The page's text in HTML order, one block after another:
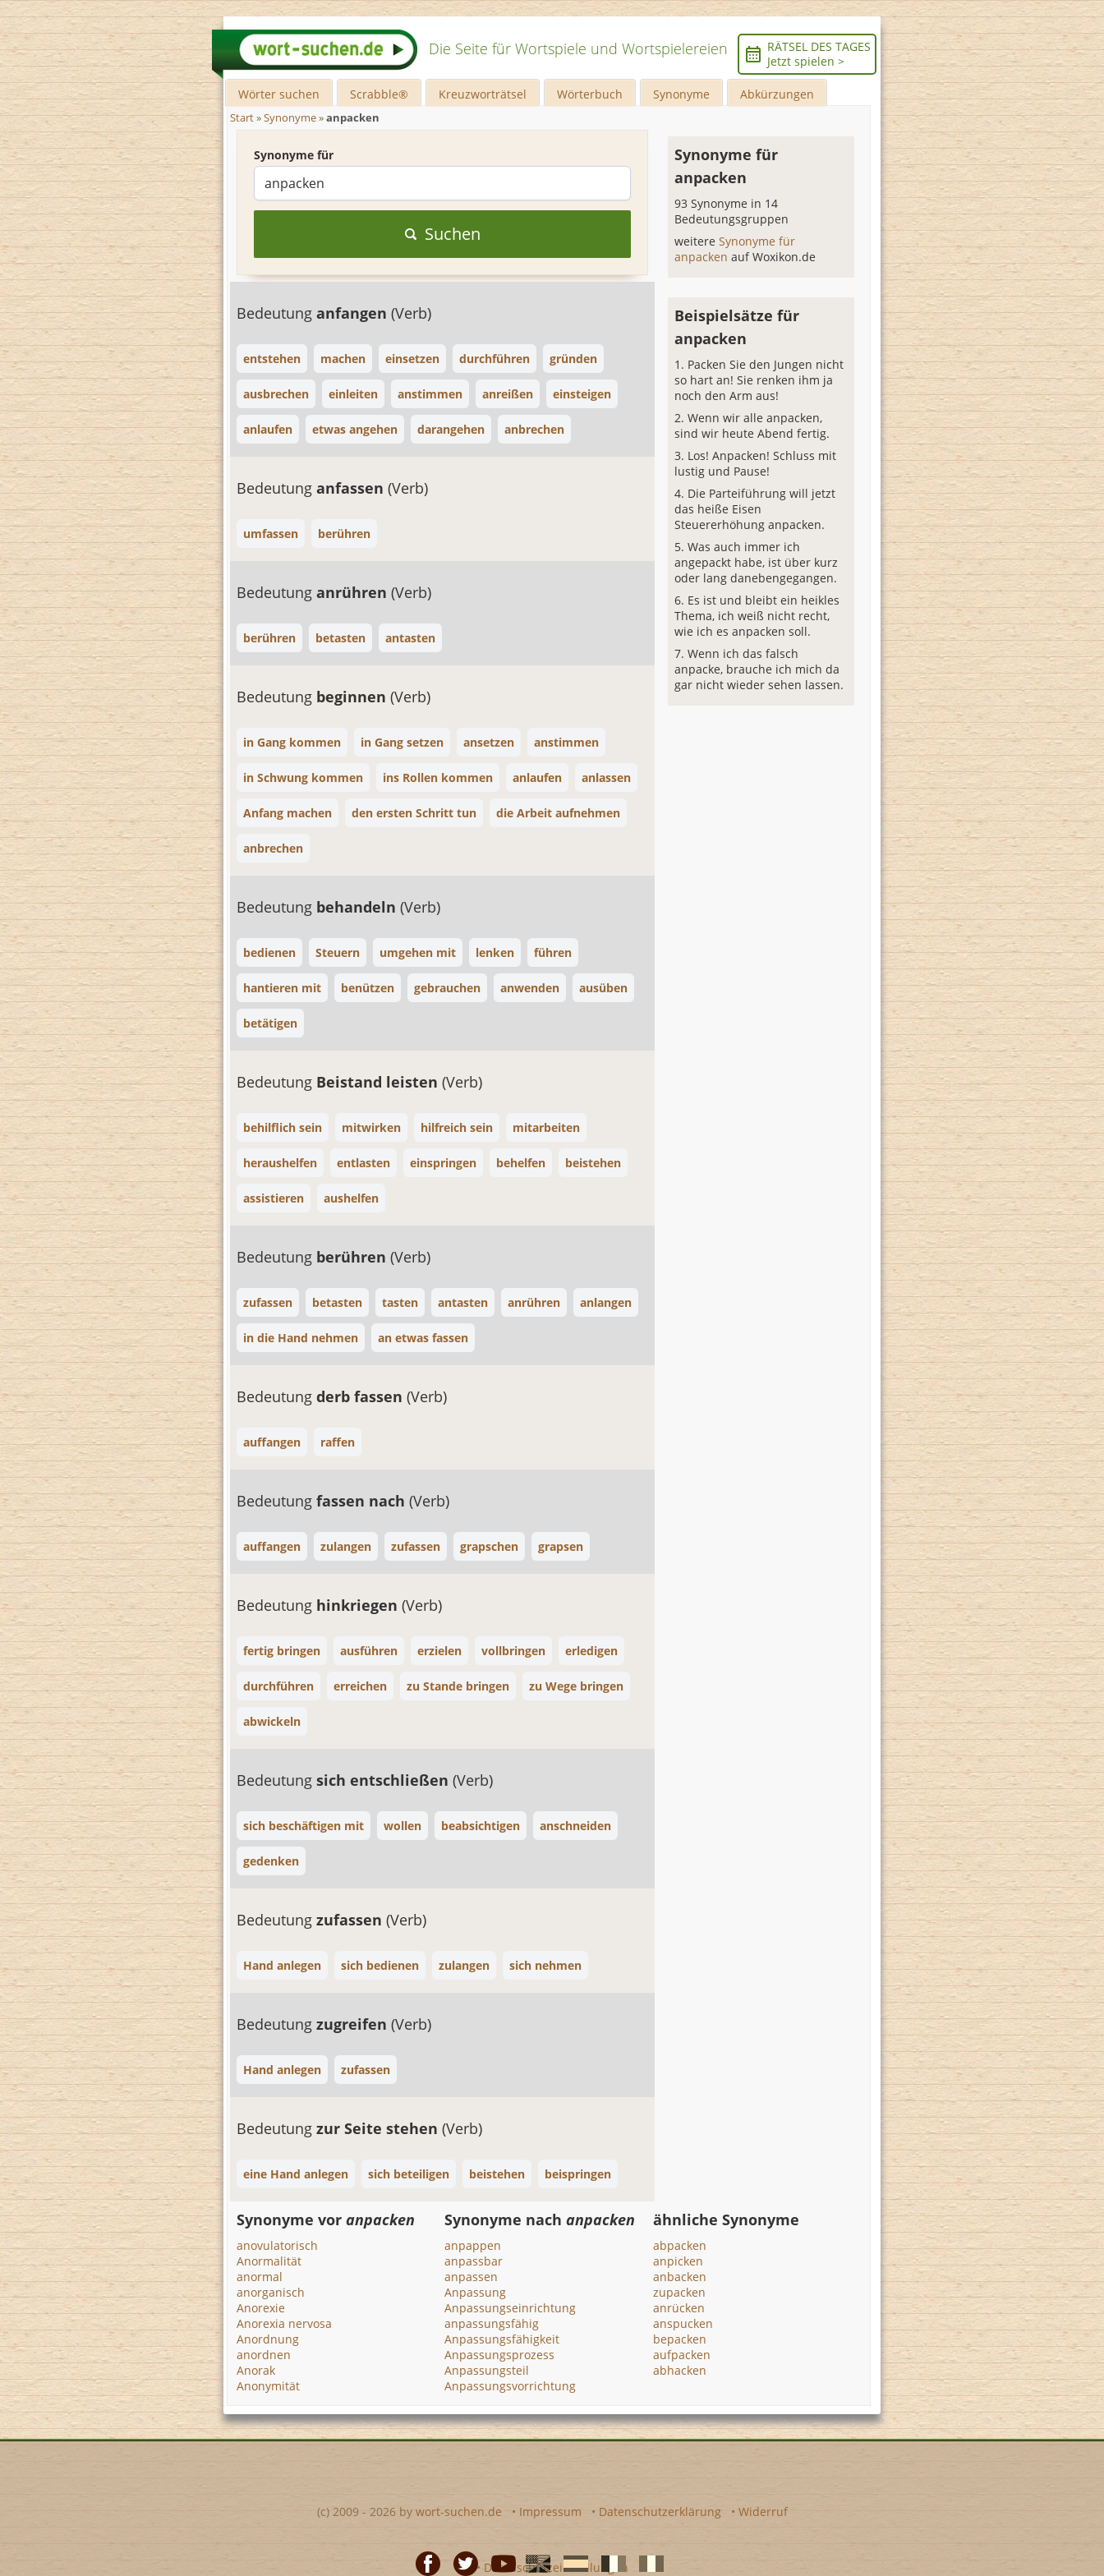
Die Seite für Wortspiele und Wortspielereien
RÄTSEL DES TAGES
Jetzt spielen >
Wörter suchen Scrabble® Kreuzworträtsel Wörterbuch Synonyme Abkürzungen
Start»Synonyme»anpacken
Synonyme für
Suchen
Bedeutung anfangen (Verb)
entstehen machen einsetzen durchführen gründen
ausbrechen einleiten anstimmen anreißen einsteigen
anlaufen etwas angehen darangehen anbrechen
Bedeutung anfassen (Verb)
umfassen berühren
Bedeutung anrühren (Verb)
berühren betasten antasten
Bedeutung beginnen (Verb)
in Gang kommen in Gang setzen ansetzen anstimmen
in Schwung kommen ins Rollen kommen anlaufen anlassen
Anfang machen den ersten Schritt tun die Arbeit aufnehmen
anbrechen
Bedeutung behandeln (Verb)
bedienen Steuern umgehen mit lenken führen
hantieren mit benützen gebrauchen anwenden ausüben
betätigen
Bedeutung Beistand leisten (Verb)
behilflich sein mitwirken hilfreich sein mitarbeiten
heraushelfen entlasten einspringen behelfen beistehen
assistieren aushelfen
Bedeutung berühren (Verb)
zufassen betasten tasten antasten anrühren anlangen
in die Hand nehmen an etwas fassen
Bedeutung derb fassen (Verb)
auffangen raffen
Bedeutung fassen nach (Verb)
auffangen zulangen zufassen grapschen grapsen
Bedeutung hinkriegen (Verb)
fertig bringen ausführen erzielen vollbringen erledigen
durchführen erreichen zu Stande bringen zu Wege bringen
abwickeln
Bedeutung sich entschließen (Verb)
sich beschäftigen mit wollen beabsichtigen anschneiden
gedenken
Bedeutung zufassen (Verb)
Hand anlegen sich bedienen zulangen sich nehmen
Bedeutung zugreifen (Verb)
Hand anlegen zufassen
Bedeutung zur Seite stehen (Verb)
eine Hand anlegen sich beteiligen beistehen beispringen
Synonyme für
anpacken
93 Synonyme in 14
Bedeutungsgruppen
weitereSynonyme für
anpackenauf Woxikon.de
Beispielsätze für
anpacken
Packen Sie den Jungen nicht
so hart an! Sie renken ihm ja
noch den Arm aus!
Wenn wir alle anpacken,
sind wir heute Abend fertig.
Los! Anpacken! Schluss mit
lustig und Pause!
Die Parteiführung will jetzt
das heiße Eisen
Steuererhöhung anpacken.
Was auch immer ich
angepackt habe, ist über kurz
oder lang danebengegangen.
Es ist und bleibt ein heikles
Thema, ich weiß nicht recht,
wie ich es anpacken soll.
Wenn ich das falsch
anpacke, brauche ich mich da
gar nicht wieder sehen lassen.
Synonyme vor anpacken
anovulatorisch
Anormalität
anormal
anorganisch
Anorexie
Anorexia nervosa
Anordnung
anordnen
Anorak
Anonymität
Synonyme nachanpacken
anpappen
anpassbar
anpassen
Anpassung
Anpassungseinrichtung
anpassungsfähig
Anpassungsfähigkeit
Anpassungsprozess
Anpassungsteil
Anpassungsvorrichtung
ähnliche Synonyme
abpacken
anpicken
anbacken
zupacken
anrücken
anspucken
bepacken
aufpacken
abhacken
(c) 2009 - 2026 by wort-suchen.de • Impressum • Datenschutzerklärung • Widerruf
• Datenschutzeinstellungen